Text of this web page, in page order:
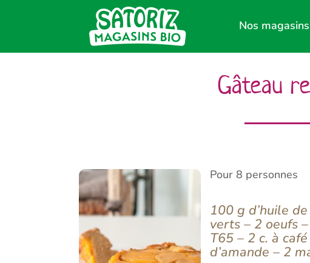
Nos magasins
Gâteau
Pour 8 personnes
100 g d’huile
verts – 2 oeufs
T65 – 2 c. à
d’amande – 2